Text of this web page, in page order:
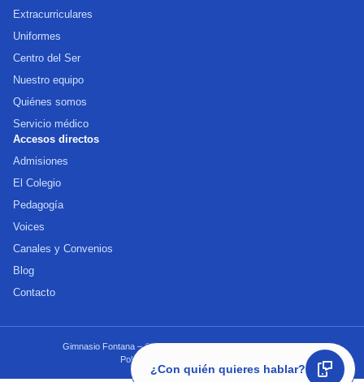
¿Con quién quieres hablar?
Extracurriculares
Uniformes
Centro del Ser
Nuestro equipo
Quiénes somos
Servicio médico
Accesos directos
Admisiones
El Colegio
Pedagogía
Voices
Canales y Convenios
Blog
Contacto
Gimnasio Fontana – ® Todos los derechos reservados 2025
Política de tratamiento de datos